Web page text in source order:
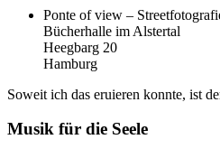
Ponte of view –
Bücherhalle im Alstertal
Heegbarg 20
Hamburg
Soweit ich das eruieren konnte, ist
Musik für die Seele